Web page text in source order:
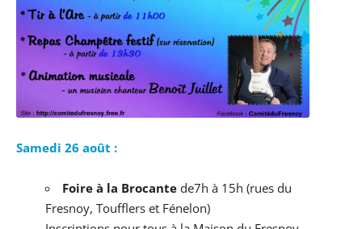
Samedi 26 août :
Foire à la Brocante de7h à 15h (rues du
Fresnoy, Toufflers et Fénelon)